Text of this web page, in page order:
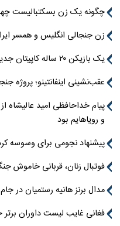
چگونه یک زن بسکتبالیست
زن جنجالی انگلیس و همسر
یک بازیکن ۲۰ ساله کاپیتان جدید استقلال
عقب‌نشینی اینفانتینو؛ پروژه
پیام خداحافظی امید
و رویاهایم بود
پیشنهاد نجومی برای وسوسه
فوتبال زنان، قربانی خاموش
مدال برنز هانیه رستمیان در
فغانی غایب لیست داوران برتر